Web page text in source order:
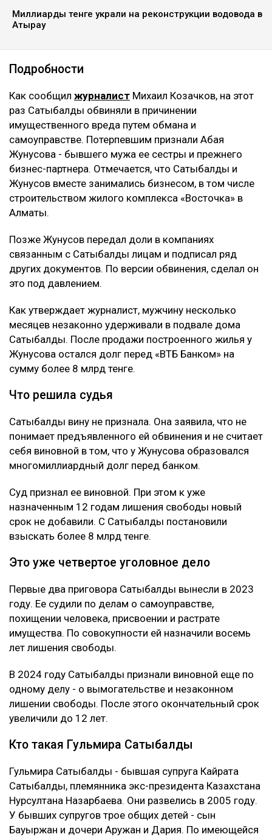
Миллиарды тенге украли на реконструкции водовода в
Атырау
Подробности
Как сообщил журналист Михаил Козачков, на этот
раз Сатыбалды обвиняли в причинении
имущественного вреда путем обмана и
самоуправстве. Потерпевшим признали Абая
Жунусова - бывшего мужа ее сестры и прежнего
бизнес-партнера. Отмечается, что Сатыбалды и
Жунусов вместе занимались бизнесом, в том числе
строительством жилого комплекса «Восточка» в
Алматы.
Позже Жунусов передал доли в компаниях
связанным с Сатыбалды лицам и подписал ряд
других документов. По версии обвинения, сделал он
это под давлением.
Как утверждает журналист, мужчину несколько
месяцев незаконно удерживали в подвале дома
Сатыбалды. После продажи построенного жилья у
Жунусова остался долг перед «ВТБ Банком» на
сумму более 8 млрд тенге.
Что решила судья
Сатыбалды вину не признала. Она заявила, что не
понимает предъявленного ей обвинения и не считает
себя виновной в том, что у Жунусова образовался
многомиллиардный долг перед банком.
Суд признал ее виновной. При этом к уже
назначенным 12 годам лишения свободы новый
срок не добавили. С Сатыбалды постановили
взыскать более 8 млрд тенге.
Это уже четвертое уголовное дело
Первые два приговора Сатыбалды вынесли в 2023
году. Ее судили по делам о самоуправстве,
похищении человека, присвоении и растрате
имущества. По совокупности ей назначили восемь
лет лишения свободы.
В 2024 году Сатыбалды признали виновной еще по
одному делу - о вымогательстве и незаконном
лишении свободы. После этого окончательный срок
увеличили до 12 лет.
Кто такая Гульмира Сатыбалды
Гульмира Сатыбалды - бывшая супруга Кайрата
Сатыбалды, племянника экс-президента Казахстана
Нурсултана Назарбаева. Они развелись в 2005 году.
У бывших супругов трое общих детей - сын
Бауыржан и дочери Аружан и Дария. По имеющейся